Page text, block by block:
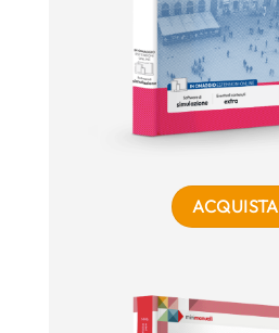
ACQUISTA